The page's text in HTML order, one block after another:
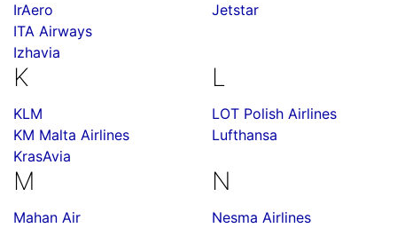
IrAero
ITA Airways
Izhavia
Jetstar
K
KLM
KM Malta Airlines
KrasAvia
L
LOT Polish Airlines
Lufthansa
M
Mahan Air
N
Nesma Airlines